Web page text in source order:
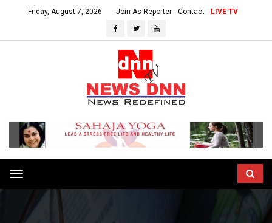
Friday, August 7, 2026 Join As Reporter Contact LIVE TV
Toggle
navigation